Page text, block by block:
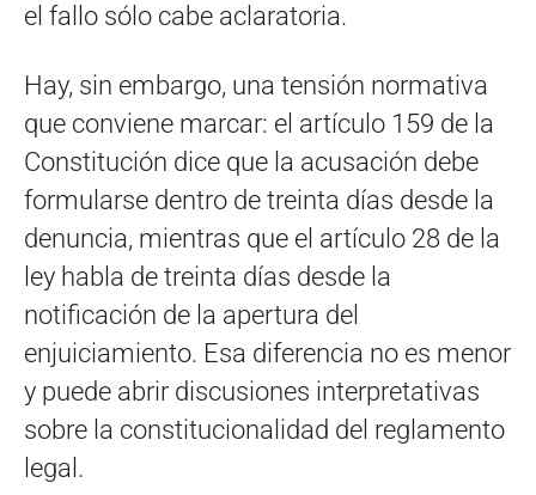
el fallo sólo cabe aclaratoria.
Hay, sin embargo, una tensión normativa
que conviene marcar: el artículo 159 de la
Constitución dice que la acusación debe
formularse dentro de treinta días desde la
denuncia, mientras que el artículo 28 de la
ley habla de treinta días desde la
notificación de la apertura del
enjuiciamiento. Esa diferencia no es menor
y puede abrir discusiones interpretativas
sobre la constitucionalidad del reglamento
legal.